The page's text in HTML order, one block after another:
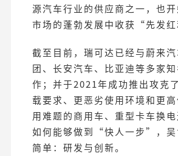
源汽车行业的供应商之一，也
市场的蓬勃发展中收获“先发红
截至目前，瑞可达已经与蔚来
团、长安汽车、比亚迪等多家
作；并于2021年成功推出攻克
载要求、更恶劣使用环境和更
用难题的商用车、重型卡车换
如何能够做到“快人一步”，吴
简单：研发与创新。